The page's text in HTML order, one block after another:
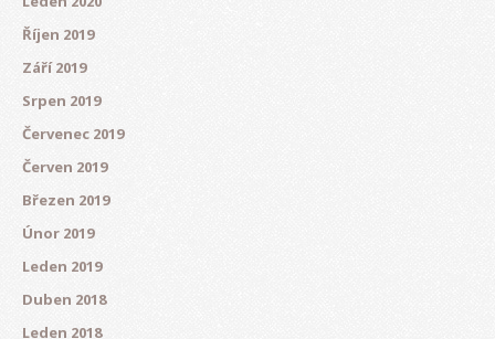
Říjen 2019
Září 2019
Srpen 2019
Červenec 2019
Červen 2019
Březen 2019
Únor 2019
Leden 2019
Duben 2018
Leden 2018